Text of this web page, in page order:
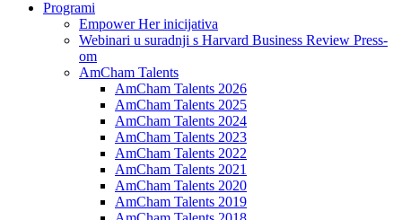
Programi
Empower Her inicijativa
Webinari u suradnji s Harvard Business Review Press-
om
AmCham Talents
AmCham Talents 2026
AmCham Talents 2025
AmCham Talents 2024
AmCham Talents 2023
AmCham Talents 2022
AmCham Talents 2021
AmCham Talents 2020
AmCham Talents 2019